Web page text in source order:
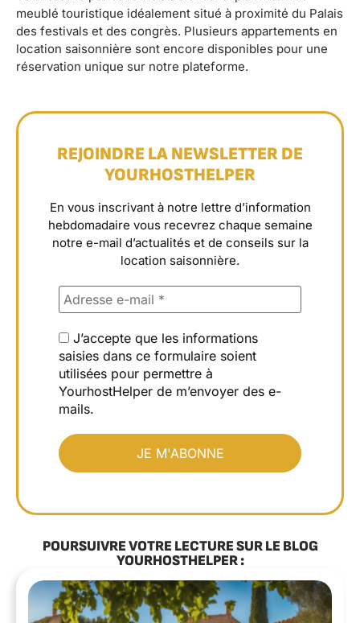
meublé touristique idéalement situé à proximité du Palais
des festivals et des congrès. Plusieurs appartements en
location saisonnière sont encore disponibles pour une
réservation unique sur notre plateforme.
REJOINDRE LA NEWSLETTER DE
YOURHOSTHELPER
En vous inscrivant à notre lettre d’information
hebdomadaire vous recevrez chaque semaine
notre e-mail d’actualités et de conseils sur la
location saisonnière.
J’accepte que les informations
saisies dans ce formulaire soient
utilisées pour permettre à
YourhostHelper de m’envoyer des e-
mails.
POURSUIVRE VOTRE LECTURE SUR LE BLOG
YOURHOSTHELPER :